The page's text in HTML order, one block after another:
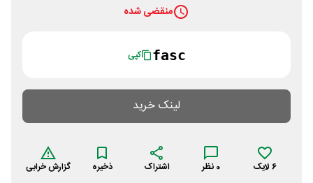
منقضی شده
fasc کپی
لینک خرید
6 لایک 0 نظر اشتراک ذخیره گزارش خرابی